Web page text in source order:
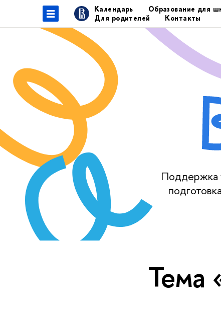
Календарь Образование для
Для родителей
Контакты
Поддержка